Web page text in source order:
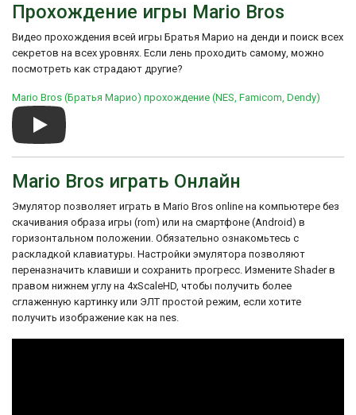
Трек 2
руководством Шигеру Миямото создали
аркадную игру Donkey Kong, в которой
Марио впервые появился в качестве
игрового персонажа. После успеха
Donkey Kong, Миямото и его команда
будет главным героем.
Таким образом, в 1983 году была
выпущена Super Mario Bros., которая
стала прорывной игрой для индустрии
видеоигр. Она получила множество
положительных отзывов и стала одной из
самых продаваемых игр на NES. Ее успех
привел к созданию множества сиквелов,
спин-оффов и ремейков с главным
героем Марио.
Прохождение игры Mario Bros
Видео прохождения всей игры Братья Марио на денди и поиск всех
секретов на всех уровнях. Если лень проходить самому, можно
посмотреть как страдают другие?
Mario Bros (Братья Марио) прохождение (NES, Famicom, Dendy)
Mario Bros играть Онлайн
Эмулятор позволяет играть в Mario Bros online на компьютере без
скачивания образа игры (rom) или на смартфоне (Android) в
горизонтальном положении. Обязательно ознакомьтесь с
раскладкой клавиатуры. Настройки эмулятора позволяют
переназначить клавиши и сохранить прогресс. Измените Shader в
правом нижнем углу на 4xScaleHD, чтобы получить более
сглаженную картинку или ЭЛТ простой режим, если хотите
получить изображение как на nes.